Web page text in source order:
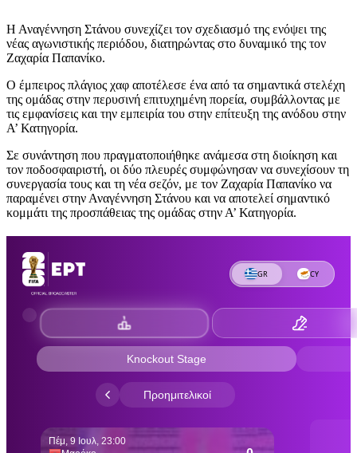
Η Αναγέννηση Στάνου συνεχίζει τον σχεδιασμό της ενόψει της
νέας αγωνιστικής περιόδου, διατηρώντας στο δυναμικό της τον
Ζαχαρία Παπανίκο.
Ο έμπειρος πλάγιος χαφ αποτέλεσε ένα από τα σημαντικά στελέχη
της ομάδας στην περυσινή επιτυχημένη πορεία, συμβάλλοντας με
τις εμφανίσεις και την εμπειρία του στην επίτευξη της ανόδου στην
Α’ Κατηγορία.
Σε συνάντηση που πραγματοποιήθηκε ανάμεσα στη διοίκηση και
τον ποδοσφαιριστή, οι δύο πλευρές συμφώνησαν να συνεχίσουν τη
συνεργασία τους και τη νέα σεζόν, με τον Ζαχαρία Παπανίκο να
παραμένει στην Αναγέννηση Στάνου και να αποτελεί σημαντικό
κομμάτι της προσπάθειας της ομάδας στην Α’ Κατηγορία.